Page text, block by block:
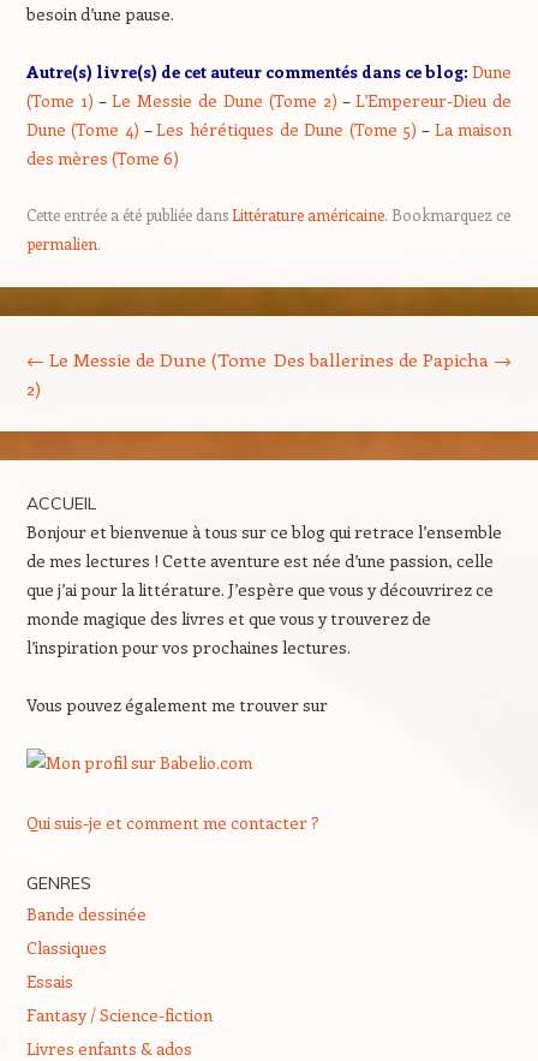
besoin d’une pause.
Autre(s) livre(s) de cet auteur commentés dans ce blog:Dune
(Tome 1) – Le Messie de Dune (Tome 2)–L’Empereur-Dieu de
Dune (Tome 4) –Les hérétiques de Dune (Tome 5) – La maison
des mères (Tome 6)
Cette entrée a été publiée dansLittérature américaine. Bookmarquez ce
permalien.
← Le Messie de Dune (Tome
2)
Des ballerines de Papicha →
ACCUEIL
Bonjour et bienvenue à tous sur ce blog qui retrace l’ensemble
de mes lectures ! Cette aventure est née d’une passion, celle
que j’ai pour la littérature. J’espère que vous y découvrirez ce
monde magique des livres et que vous y trouverez de
l’inspiration pour vos prochaines lectures.
Vous pouvez également me trouver sur
Qui suis-je et comment me contacter ?
GENRES
Bande dessinée
Classiques
Essais
Fantasy / Science-fiction
Livres enfants & ados